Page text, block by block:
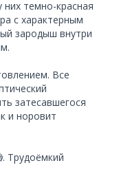
темно-красная
с характерным
зародыш внутри
Все
затесавшегося
и норовит
Трудоёмкий